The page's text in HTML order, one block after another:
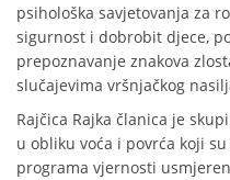
psihološka savjetovanja za
sigurnost i dobrobit djece,
prepoznavanje znakova
slučajevima vršnjačkog
Rajčica Rajka članica je
u obliku voća i povrća koji
programa vjernosti